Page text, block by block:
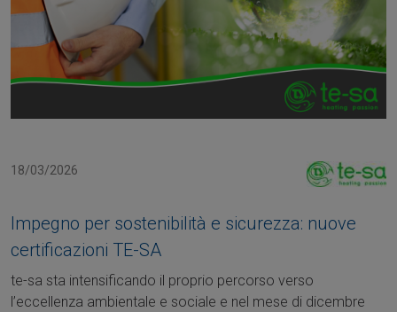
18/03/2026
Impegno per sostenibilità e sicurezza: nuove
certificazioni TE-SA
te-sa sta intensificando il proprio percorso verso
l’eccellenza ambientale e sociale e nel mese di dicembre